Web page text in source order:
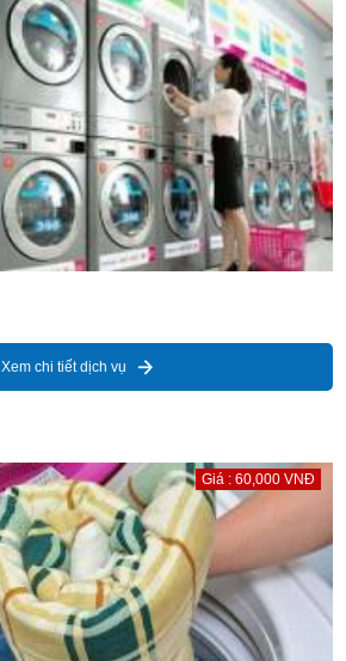
Xem chi tiết dịch vụ
Giá : 60,000 VNĐ